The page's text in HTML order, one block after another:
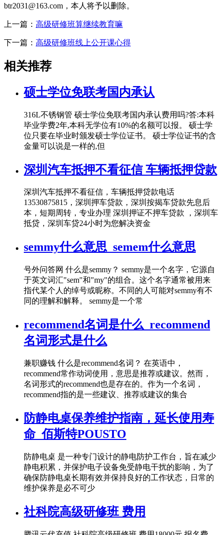
btr2031@163.com，本人将予以删除。
上一篇： 高级研修班算继续教育嘛
下一篇： 高级研修班线上公开课心得
相关推荐
硕士学位免联考国内承认
316L不锈钢管 硕士学位免联考国内承认费用吗?答:本科
毕业学费2年,本科无学位有10%的名额可以报。 硕士学
位只要在毕业时颁发硕士学位证书。 硕士学位证书的含
金量可以说是一样的,但
深圳汽车抵押不看征信 车辆抵押贷款
深圳汽车抵押不看征信，车辆抵押贷款电话
13530875815，深圳押车贷款，深圳按揭车贷款先息后
本，短期周转，专业办理 深圳押证不押车贷款 ，深圳车
抵贷，深圳车贷24小时为您解决资金
semmy什么意思_semem什么意思
号外问答网 什么是semmy？ semmy是一个名字，它源自
于英文词汇"sem"和"my"的组合。这个名字通常被用来
指代某个人的绰号或昵称。不同的人可能对semmy有不
同的理解和解释。 semmy是一个常
recommend名词是什么_recommend
名词形式是什么
兼职赚钱 什么是recommend名词？ 在英语中，
recommend常作动词使用，意思是推荐或建议。然而，
名词形式的recommend也是存在的。作为一个名词，
recommend指的是一些建议、推荐或建议的集合
防静电桌保养维护指南，延长使用寿
命_佰斯特POUSTO
防静电桌 是一种专门设计的静电防护工作台，旨在减少
静电积累，并保护电子设备免受静电干扰的影响，为了
确保防静电桌长期有效并保持良好的工作状态，日常的
维护保养是必不可少
社科院高级研修班 费用